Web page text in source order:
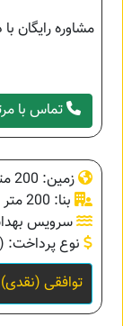
مشاوره رایگان
تماس با
زمین: 200 متر
بنا: 200 متر
سرویس
نوع پرداخت:
توافقی (نقدی)